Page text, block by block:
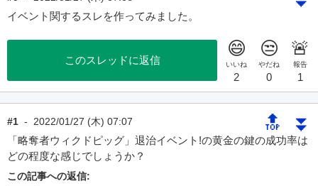
イベント関するスレを作ってみました。
このスレッドに返信
#1 - 2022/01/27 (木) 07:07 🔝 ⏬
「略奪者ウィクドピッグ」退治イベント!の黄金の鍵の成功率は
どの程度な感じでしょうか？
この記事への返信: